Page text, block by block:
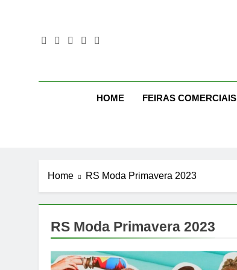
HOME
FEIRAS COMERCIAIS
Home RS Moda Primavera 2023
RS Moda Primavera 2023